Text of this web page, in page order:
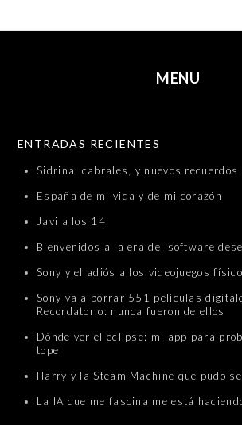
MENU
ENTRADAS RECIENTES
Sidrina, cabrales, y nuevos recuerdos
España de mi vida y de mi corazón
Javi a los 14
Bienvenidos a la era del software
Sony y el adiós a los videojuegos
Sony va a borrar 551 películas
Recordatorio: nunca fueron de ellos
Dónde ver el eclipse: mi app para
tope
Harry y la Steam Machine que pudo
La IA que me fascina me está